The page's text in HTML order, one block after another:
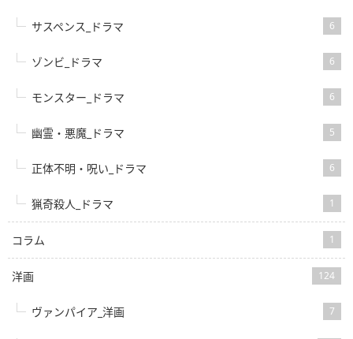
サスペンス_ドラマ 6
ゾンビ_ドラマ 6
モンスター_ドラマ 6
幽霊・悪魔_ドラマ 5
正体不明・呪い_ドラマ 6
猟奇殺人_ドラマ 1
コラム 1
洋画 124
ヴァンパイア_洋画 7